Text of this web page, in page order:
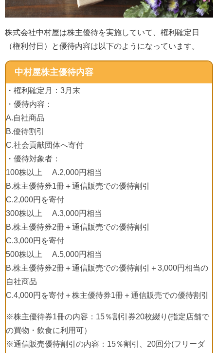
株式会社中村屋は株主優待を実施していて、権利確定日
（権利付日）と優待内容は以下のようになっています。
中村屋株主優待内容
・権利確定月：3月末
・優待内容：
A.自社商品
B.優待割引
C.社会貢献団体へ寄付
・優待対象者：
100株以上 A.2,000円相当
B.株主優待券1冊＋通信販売での優待割引
C.2,000円を寄付
300株以上 A.3,000円相当
B.株主優待券2冊＋通信販売での優待割引
C.3,000円を寄付
500株以上 A.5,000円相当
B.株主優待券2冊＋通信販売での優待割引＋3,000円相当の
自社商品
C.4,000円を寄付＋株主優待券1冊＋通信販売での優待割引
※株主優待券1冊の内容：15％割引券20枚綴り(指定店舗で
の買物・飲食に利用可）
※通信販売優待割引の内容：15％割引、20回分(フリーダ